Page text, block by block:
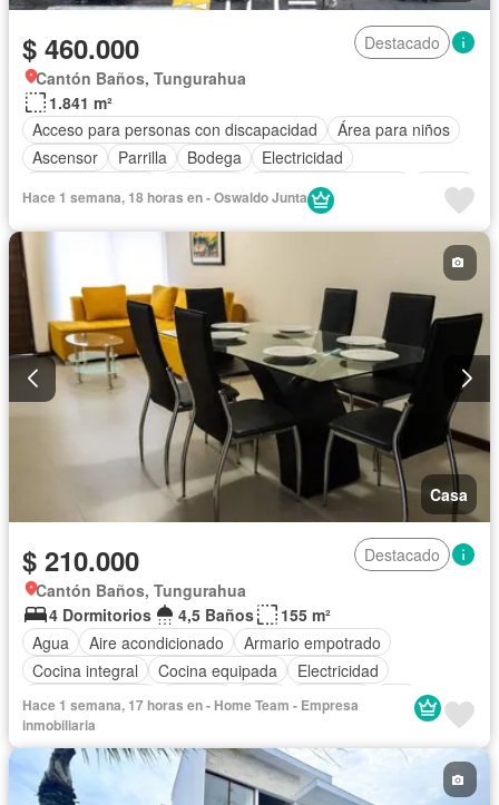
$ 460.000
Destacado
Cantón Baños, Tungurahua
1.841 m²
Acceso para personas con discapacidad
Área para niños
Ascensor
Parrilla Bodega
Electricidad
Garita de guardianía
Jardín
Seguridad
Hace 1 semana, 18 horas en - Oswaldo Junta
Casa
$ 210.000
Destacado
Cantón Baños, Tungurahua
4 Dormitorios
4,5 Baños
155 m²
Agua
Aire acondicionado
Armario empotrado
Cocina integral
Cocina equipada
Electricidad
Estacionamiento
Internet Patio Conserje
Completamente amoblado
Hace 1 semana, 17 horas en - Home Team - Empresa
inmobiliaria